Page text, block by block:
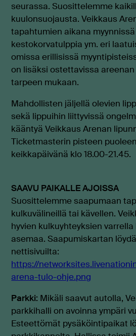
seurassa. Suosittelemme
kuulonsuojausta. Veikkaus
tapahtumien aikana
kestokorvatulppia ym. eri
omissa erillisissä
on lisäksi ostettavissa
tarpeen mukaan.
Mahdollisten jäljellä olevien
sekä lippuihin liittyvissä
kääntyä Veikkaus Arenan
Ticketmasterin pisteen
keikkapäivänä klo 18.00-21.45.
SAAVU PAIKALLE AJOISSA
Suosittelemme saapumaan
kulkuvälineillä tai kävellen.
hyvien kulkuyhteyksien
asemaa. Saapumiskartan
nettisivuilta:
https://
arena-tulo-ohje.png
Parkki: Mikäli saavut autolla,
parkkihalli on avoinna ympäri
Esteettömät pysäköintipaikat